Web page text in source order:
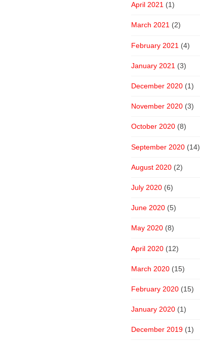
April 2021 (1)
March 2021 (2)
February 2021 (4)
January 2021 (3)
December 2020 (1)
November 2020 (3)
October 2020 (8)
September 2020 (14)
August 2020 (2)
July 2020 (6)
June 2020 (5)
May 2020 (8)
April 2020 (12)
March 2020 (15)
February 2020 (15)
January 2020 (1)
December 2019 (1)